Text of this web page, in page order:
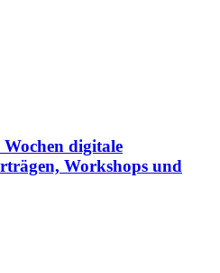
Wochen digitale
Workshops und